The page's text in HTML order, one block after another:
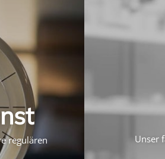
regulären
Unser